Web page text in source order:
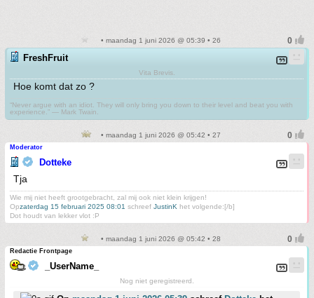
• maandag 1 juni 2026 @ 05:39 • 26
FreshFruit
Vita Brevis.
Hoe komt dat zo ?
“Never argue with an idiot. They will only bring you down to their level and beat you with
experience.” ― Mark Twain.
• maandag 1 juni 2026 @ 05:42 • 27
Moderator
Dotteke
Tja
Wie mij niet heeft grootgebracht, zal mij ook niet klein krijgen!
Opzaterdag 15 februari 2025 08:01 schreef JustinK het volgende:[/b]
Dot houdt van lekker vlot :P
• maandag 1 juni 2026 @ 05:42 • 28
Redactie Frontpage
_UserName_
Nog niet geregistreerd.